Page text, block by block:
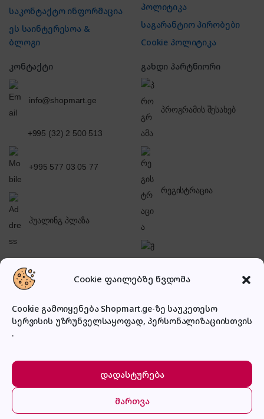
Cookie ფაილებზე წვდომა
Cookie გამოიყენება Shopmart.ge-ზე საუკეთესო
სერვისის უზრუნველსაყოფად, პერსონალიზაციისთვის
.
დადასტურება
მართვა
საკონტაქტო ინფორმაცია
ეს საინტერესოა &
ბლოგი
პოლიტიკა
საგარანტიო პირობები
Cookie პოლიტიკა
კონტაქტი
info@shopmart.ge
+995 (32) 2 500 513
+995 577 03 05 77
ჰუალინგ პლაზა
გახდი პარტნიორი
პროგრამის შესახებ
რეგისტრაცია
მთავარი კატეგორიები კალათა შესვლა